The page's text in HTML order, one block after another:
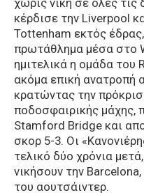
χωρίς νίκη σε όλες
κέρδισε την Liverpool
Tottenham εκτός
πρωτάθλημα μέσα στο
ημιτελικά η ομάδα του
ακόμα επική ανατροπή
κρατώντας την
ποδοσφαιρικής μάχης,
Stamford Bridge και
σκορ 5-3. Οι
τελικό δύο χρόνια
νικήσουν την
του αουτσάιντερ.